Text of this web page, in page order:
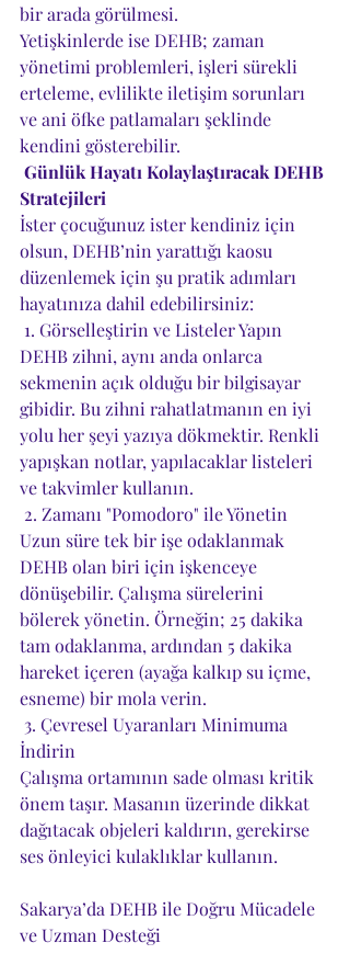
bir arada görülmesi.
Yetişkinlerde ise DEHB; zaman
yönetimi problemleri, işleri sürekli
erteleme, evlilikte iletişim sorunları
ve ani öfke patlamaları şeklinde
kendini gösterebilir.
Stratejileri
İster çocuğunuz ister kendiniz için
olsun, DEHB’nin yarattığı kaosu
düzenlemek için şu pratik adımları
hayatınıza dahil edebilirsiniz:
1. Görselleştirin ve Listeler Yapın
DEHB zihni, aynı anda onlarca
sekmenin açık olduğu bir bilgisayar
gibidir. Bu zihni rahatlatmanın en iyi
yolu her şeyi yazıya dökmektir. Renkli
yapışkan notlar, yapılacaklar listeleri
ve takvimler kullanın.
2. Zamanı "Pomodoro" ile Yönetin
Uzun süre tek bir işe odaklanmak
DEHB olan biri için işkenceye
dönüşebilir. Çalışma sürelerini
bölerek yönetin. Örneğin; 25 dakika
tam odaklanma, ardından 5 dakika
hareket içeren (ayağa kalkıp su içme,
esneme) bir mola verin.
İndirin
Çalışma ortamının sade olması kritik
önem taşır. Masanın üzerinde dikkat
dağıtacak objeleri kaldırın, gerekirse
ses önleyici kulaklıklar kullanın.
Sakarya’da DEHB ile Doğru Mücadele
ve Uzman Desteği